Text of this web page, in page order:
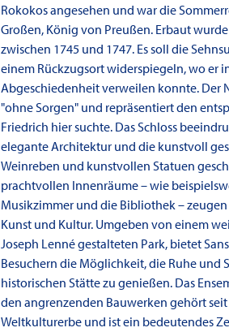
Rokokos angesehen und war die
Großen, König von Preußen. Erbaut
zwischen 1745 und 1747. Es soll die
einem Rückzugsort widerspiegeln, wo er
Abgeschiedenheit verweilen konnte. Der
"ohne Sorgen" und repräsentiert den
Friedrich hier suchte. Das Schloss
elegante Architektur und die kunstvoll
Weinreben und kunstvollen Statuen
prachtvollen Innenräume – wie
Musikzimmer und die Bibliothek –
Kunst und Kultur. Umgeben von einem
Joseph Lenné gestalteten Park, bietet
Besuchern die Möglichkeit, die Ruhe und
historischen Stätte zu genießen. Das
den angrenzenden Bauwerken gehört seit
Weltkulturerbe und ist ein bedeutendes